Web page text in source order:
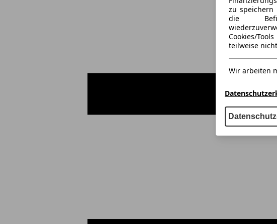
zu
die
Cookies/
teilweise
Wir arbeiten